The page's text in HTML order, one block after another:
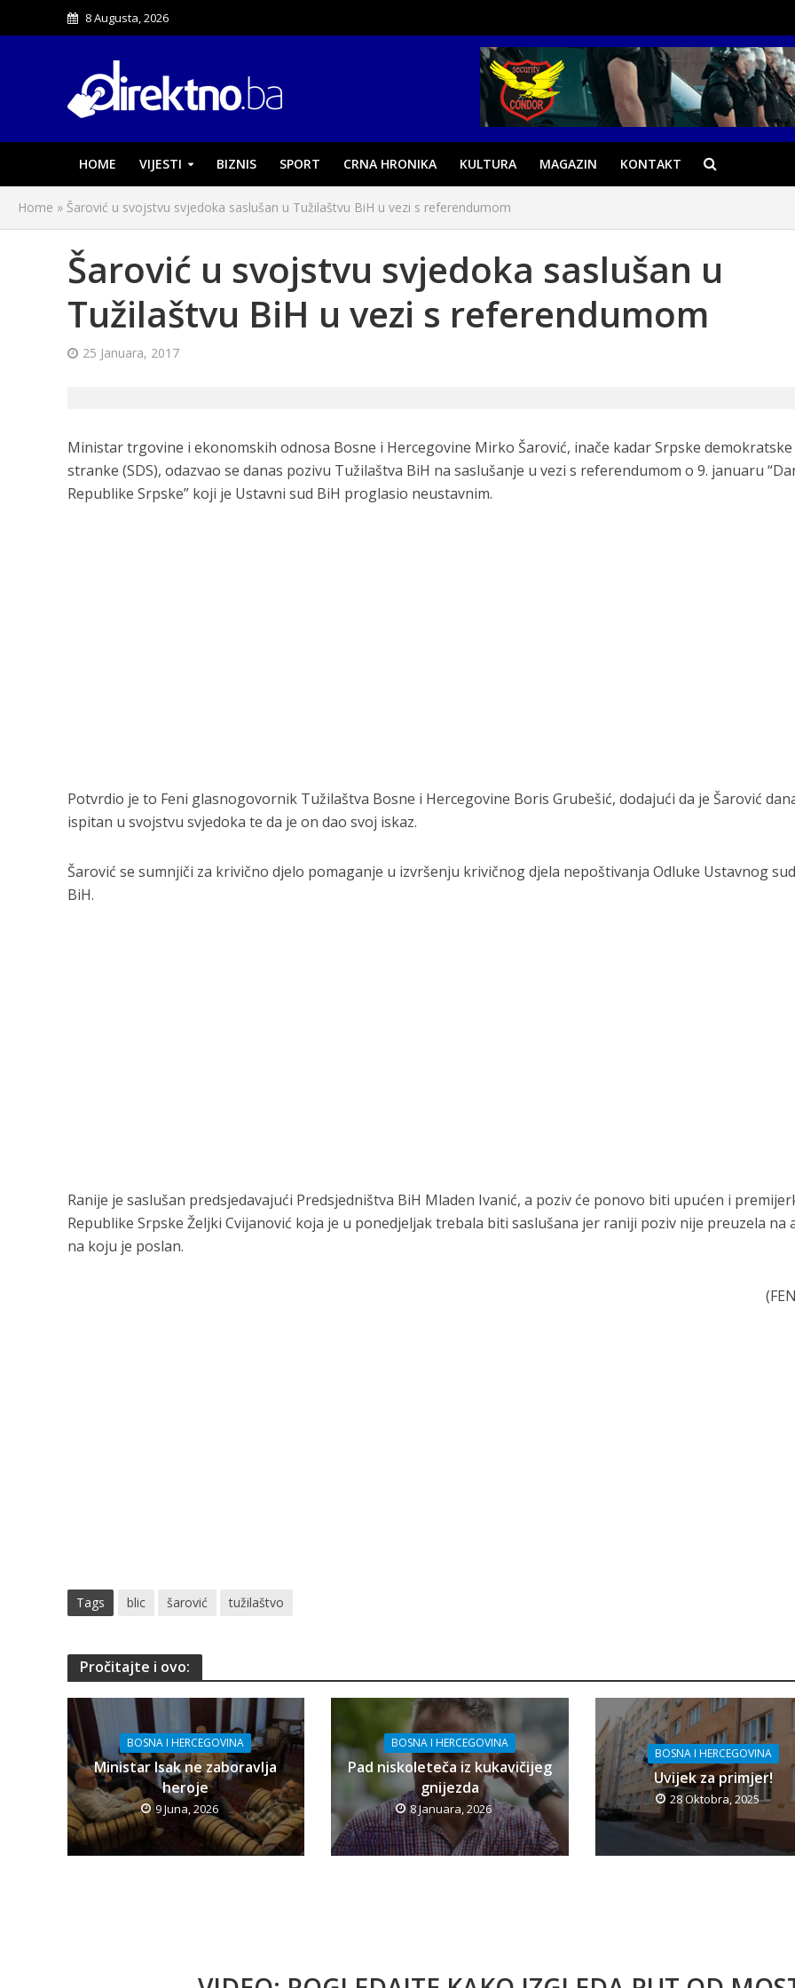
8 Augusta, 2026
HOME VIJESTI BIZNIS SPORT CRNA HRONIKA KULTURA MAGAZIN KONTAKT
Home » Šarović u svojstvu svjedoka saslušan u Tužilaštvu BiH u vezi s referendumom
Šarović u svojstvu svjedoka saslušan u
Tužilaštvu BiH u vezi s referendumom
25 Januara, 2017
Ministar trgovine i ekonomskih odnosa Bosne i Hercegovine Mirko Šarović, inače kadar Srpske demokratske
stranke (SDS), odazvao se danas pozivu Tužilaštva BiH na saslušanje u vezi s referendumom o 9. januaru
Republike Srpske” koji je Ustavni sud BiH proglasio neustavnim.
Potvrdio je to Feni glasnogovornik Tužilaštva Bosne i Hercegovine Boris Grubešić, dodajući da je Šarović
ispitan u svojstvu svjedoka te da je on dao svoj iskaz.
Šarović se sumnjiči za krivično djelo pomaganje u izvršenju krivičnog djela nepoštivanja Odluke Ustavnog
BiH.
Ranije je saslušan predsjedavajući Predsjedništva BiH Mladen Ivanić, a poziv će ponovo biti upućen i
Republike Srpske Željki Cvijanović koja je u ponedjeljak trebala biti saslušana jer raniji poziv nije preuzela na
na koju je poslan.
Tags blic šarović tužilaštvo
Pročitajte i ovo:
BOSNA I HERCEGOVINA
Ministar Isak ne zaboravlja
heroje
9 Juna, 2026
BOSNA I HERCEGOVINA
Pad niskoleteča iz kukavičijeg
gnijezda
8 Januara, 2026
BOSNA I HERCEGOVINA
Uvijek za primjer!
28 Oktobra, 2025